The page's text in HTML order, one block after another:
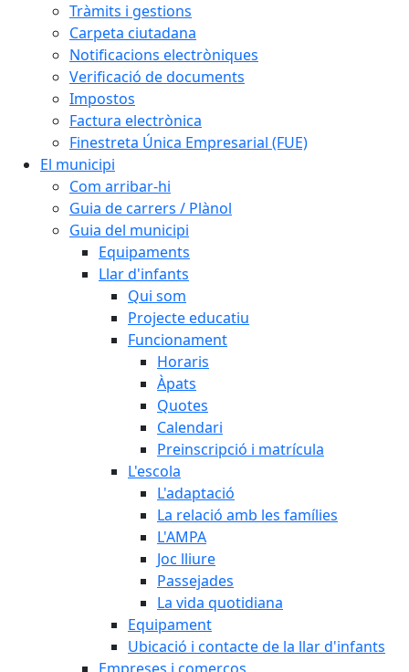
Tràmits i gestions
Carpeta ciutadana
Notificacions electròniques
Verificació de documents
Impostos
Factura electrònica
Finestreta Única Empresarial (FUE)
El municipi
Com arribar-hi
Guia de carrers / Plànol
Guia del municipi
Equipaments
Llar d'infants
Qui som
Projecte educatiu
Funcionament
Horaris
Àpats
Quotes
Calendari
Preinscripció i matrícula
L'escola
L'adaptació
La relació amb les famílies
L'AMPA
Joc lliure
Passejades
La vida quotidiana
Equipament
Ubicació i contacte de la llar d'infants